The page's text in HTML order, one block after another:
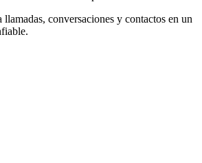
llamadas, conversaciones y contactos en un